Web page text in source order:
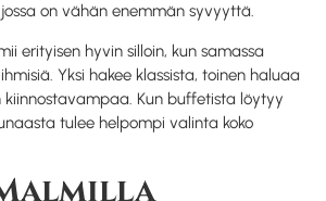
on vähän enemmän syvyyttä.
erityisen hyvin silloin, kun samassa
Yksi hakee klassista, toinen haluaa
kiinnostavampaa. Kun buffetista löytyy
tulee helpompi valinta koko